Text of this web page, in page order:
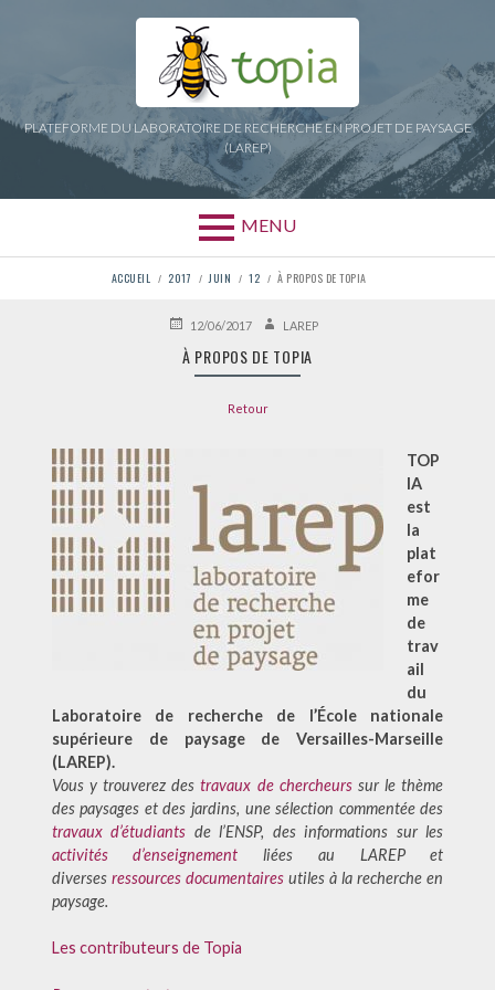
PLATEFORME DU LABORATOIRE DE RECHERCHE EN PROJET DE PAYSAGE
(LAREP)
MENU
ACCUEIL 2017 JUIN 12 À PROPOS DE TOPIA
PUBLIÉ12/06/2017 AUTEUR
LAREP
À PROPOS DE TOPIA
Retour
TOP
IA
est
la
plat
efor
me
de
trav
ail
du
Laboratoire de recherche de l’École nationale
supérieure de paysage de Versailles-Marseille
(LAREP).
Vous y trouverez destravaux de chercheurssur le thème
des paysages et des jardins, une sélection commentée des
travaux d’étudiants de l’ENSP, des informations sur les
activités d’enseignement liées au LAREP et
diverses ressources documentairesutiles à la recherche en
paysage.
Les contributeurs de Topia